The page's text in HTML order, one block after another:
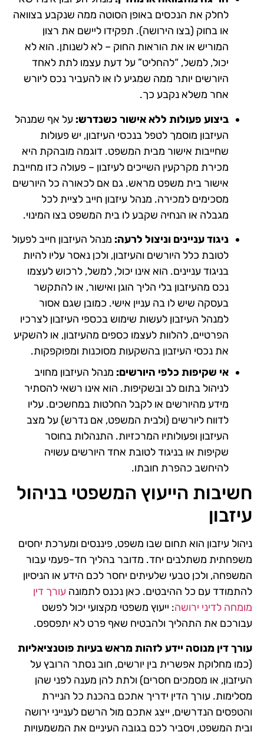
לחלק את הנכסים באופן הסוטה ממה שנקבע בצוואה
או בחוק (בצו הירושה). תפקידו ליישם את רצון
המוריש או את הוראות החוק – לא לשנותן. הוא לא
יכול, למשל, “להחליט” על דעת עצמו לתת לאחד
היורשים יותר ממה שמגיע לו או להעביר נכס ליורש
אחר משלא נקבע כך.
ביצוע פעולות ללא אישור כשנדרש: על אף שמנהל
העיזבון מוסמך לטפל בנכסי העיזבון, יש פעולות
שחייבות אישור מבית המשפט. דוגמה מובהקת היא
מכירת מקרקעין השייכים לעיזבון – פעולה כזו מחייבת
אישור בית משפט מראש. גם אם לכאורה כל היורשים
מסכימים למכירה. מנהל עיזבון חייב לציית לכל
מגבלה או הנחיה שקבע לו בית המשפט בצו המינוי.
ניגוד עניינים וניצול לרעה: מנהל העיזבון חייב לפעול
לטובת כלל היורשים והעיזבון, ולכן נאסר עליו להיות
בניגוד עניינים. הוא אינו יכול, למשל, לרכוש לעצמו
נכס מהעיזבון בלי הליך הוגן ואישור, או להתקשר
בעסקה שיש לו בה עניין אישי. כמובן שגם אסור
למנהל העיזבון לעשות שימוש בכספי העיזבון לצרכיו
הפרטיים, להלוות לעצמו כספים מהעיזבון, או להשקיע
את נכסי העיזבון בהשקעות מסוכנות ומפוקפקות.
אי שקיפות כלפי היורשים: מנהל העיזבון מחויב
לניהול בתום לב ובשקיפות. הוא אינו רשאי להסתיר
מידע מהיורשים או לקבל החלטות במחשכים. עליו
לדווח ליורשים (ולבית המשפט, אם נדרש) על מצב
העיזבון ופעולותיו המרכזיות. התנהלות בחוסר
שקיפות או בניגוד לטובת אחד היורשים עשויה
להיחשב כהפרת חובתו.
חשיבות הייעוץ המשפטי בניהול
עיזבון
ניהול עיזבון הוא תחום שבו משפט, פיננסים ומערכת יחסים
משפחתית משתלבים יחד. מדובר בהליך חד-פעמי עבור
המשפחה, ולכן טבעי שלעיתים יחסר לכם הידע או הניסיון
להתמודד עם כל ההיבטים. כאן נכנס לתמונה עורך דין
מומחה לדיני ירושה: ייעוץ משפטי מקצועי יכול לפשט
עבורכם את התהליך ולהבטיח שאף פרט לא יתפספס.
עורך דין מנוסה יידע לזהות מראש בעיות פוטנציאליות
(כמו מחלוקת אפשרית בין יורשים, חוב נסתר הרובץ על
העיזבון, או מסמכים חסרים) ולתת להן מענה לפני שהן
מסלימות. עורך הדין ידריך אתכם בהכנת כל הניירת
והטפסים הנדרשים, ייצג אתכם מול הרשם לענייני ירושה
ובית המשפט, ויסביר לכם בגובה העיניים את המשמעויות